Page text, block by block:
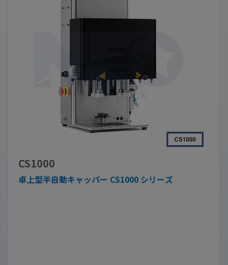
CS1000
卓上型半自動キャッパー CS1000 シリーズ